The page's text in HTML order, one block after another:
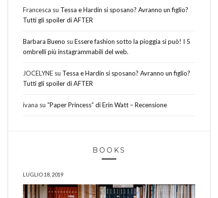
Francesca su Tessa e Hardin si sposano? Avranno un figlio?
Tutti gli spoiler di AFTER
Barbara Bueno su Essere fashion sotto la pioggia si può! I 5
ombrelli più instagrammabili del web.
JOCELYNE su Tessa e Hardin si sposano? Avranno un figlio?
Tutti gli spoiler di AFTER
ivana su “Paper Princess” di Erin Watt – Recensione
BOOKS
LUGLIO 18, 2019